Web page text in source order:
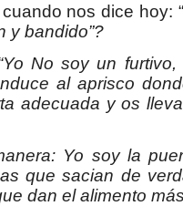
nos dice hoy: “
y bandido”?
No soy un
al aprisco
adecuada y os
Yo soy la
que sacian de
dan el alimento